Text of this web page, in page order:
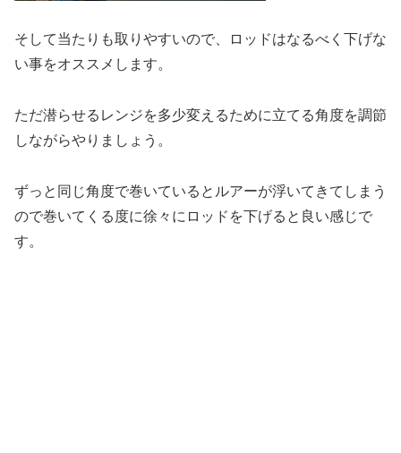
そして当たりも取りやすいので、ロッドはなるべく下げな
い事をオススメします。
ただ潜らせるレンジを多少変えるために立てる角度を調節
しながらやりましょう。
ずっと同じ角度で巻いているとルアーが浮いてきてしまう
ので巻いてくる度に徐々にロッドを下げると良い感じで
す。